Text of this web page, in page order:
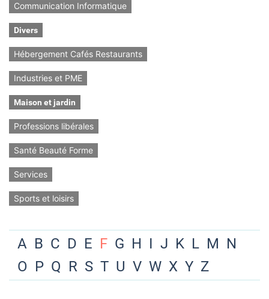
Communication Informatique
Divers
Hébergement Cafés Restaurants
Industries et PME
Maison et jardin
Professions libérales
Santé Beauté Forme
Services
Sports et loisirs
A B C D E F G H I J K L M N
O P Q R S T U V W X Y Z